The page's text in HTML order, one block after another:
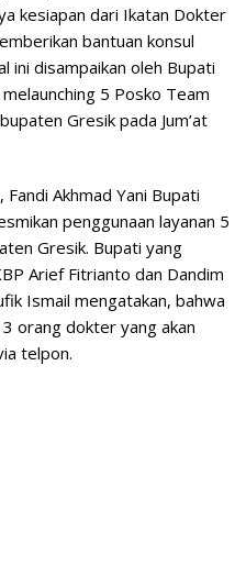
kesiapan dari Ikatan Dokter
bantuan konsul
ini disampaikan oleh Bupati
5 Posko Team
Gresik pada Jum’at
Akhmad Yani Bupati
penggunaan layanan 5
Gresik. Bupati yang
Arief Fitrianto dan Dandim
Ismail mengatakan, bahwa
orang dokter yang akan
telpon.